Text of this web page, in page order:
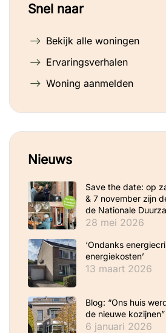
Snel naar
Bekijk alle woningen
Ervaringsverhalen
Woning aanmelden
Nieuws
Save the date: op
& 7 november zijn
de Nationale
28 mei 2026
‘Ondanks
energiekosten’
13 maart 2026
Blog: “Ons huis
de nieuwe kozijnen”
6 januari 2026